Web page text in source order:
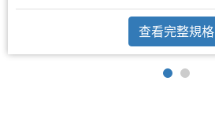
查看完整規格